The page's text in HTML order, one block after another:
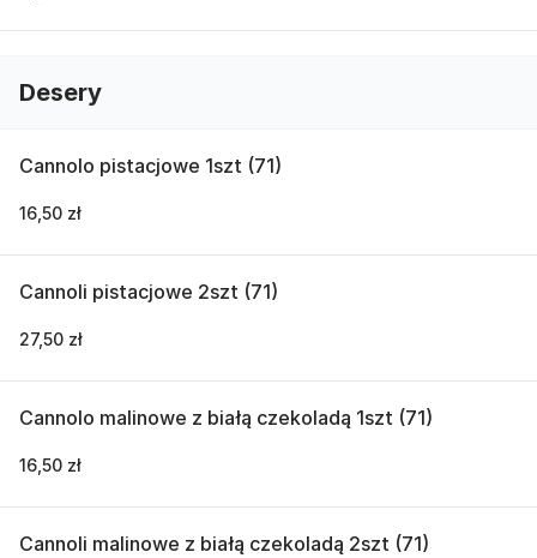
Desery
Cannolo pistacjowe 1szt (71)
16,50 zł
Cannoli pistacjowe 2szt (71)
27,50 zł
Cannolo malinowe z białą czekoladą 1szt (71)
16,50 zł
Cannoli malinowe z białą czekoladą 2szt (71)